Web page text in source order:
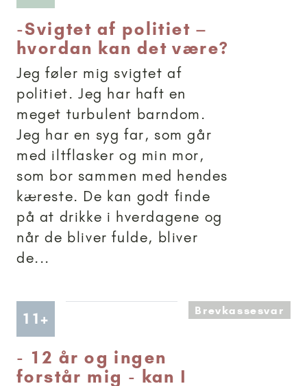
-Svigtet af politiet –
hvordan kan det være?
Jeg føler mig svigtet af
politiet. Jeg har haft en
meget turbulent barndom.
Jeg har en syg far, som går
med iltflasker og min mor,
som bor sammen med hendes
kæreste. De kan godt finde
på at drikke i hverdagene og
når de bliver fulde, bliver
de...
11+ Artikler anbefalet til 11+Brevkassesvar
- 12 år og ingen
forstår mig - kan I